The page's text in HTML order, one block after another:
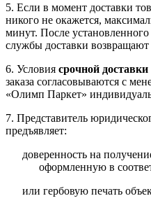
5. Если в момент доставки
никого не окажется,
минут. После
службы доставки возвращают
6. Условия срочной доставки
заказа согласовываются с
«Олимп Паркет»
7. Представитель
предъявляет:
доверенность на
оформленную в
или гербовую печать